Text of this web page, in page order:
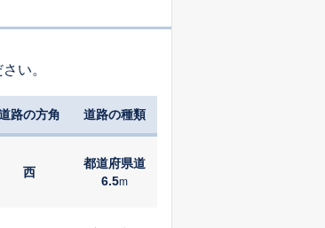
い。
路の方角 道路の種類
西
都道府県道
6.5m